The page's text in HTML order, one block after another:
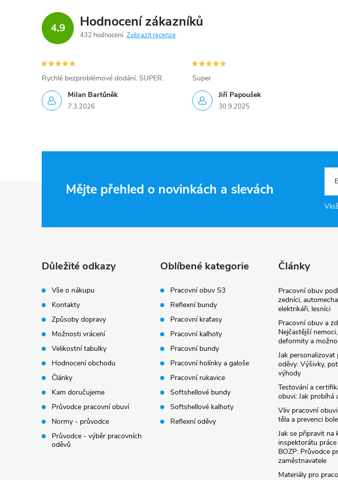
4,9 Hodnocení zákazníků
432 hodnocení Zobrazit recenze
Milan Bartůněk
7.3.2026
Rychlé bezproblémové dodání. SUPER.
Jiří Papoušek
30.9.2025
Super
Mějte přehled o novinkách a slevách
Důležité odkazy
Vše o nákupu
Kontakty
Způsoby dopravy
Možnosti vrácení
Velikostní tabulky
Hodnocení obchodu
Články
Kam doručujeme
Průvodce pracovní obuví
Normy - průvodce
Průvodce - výběr pracovních
oděvů
Oblíbené kategorie
Pracovní obuv S3
Reflexní bundy
Pracovní kraťasy
Pracovní kalhoty
Pracovní bundy
Pracovní holínky a galoše
Pracovní rukavice
Softshellové bundy
Softshellové kalhoty
Reflexní oděvy
Články
Pracovní obuv
zedníci,
elektrikáři, lesníci
Pracovní obuv a
Nejčastější
deformity a
Jak personalizovat
oděvy: Výšivky,
výhody
Testování a
obuvi: Jak probíhá
Vliv pracovní
těla a prevenci
Jak se připravit na
inspektorátu
BOZP: Průvodce
zaměstnavatele
Materiály pro